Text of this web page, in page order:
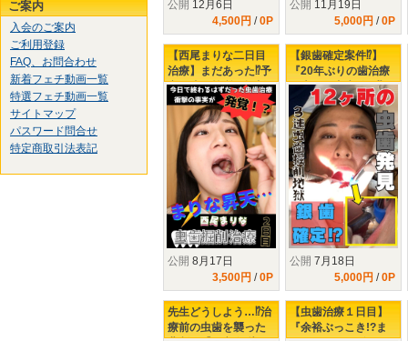
ご案内
入会のご案内
ご利用登録
FAQ、お問合わせ
新着フェチ動画一覧
特選フェチ動画一覧
サイトマップ
パスワード問合せ
特定商取引法表記
公開 12月6日
4,500円 /0P
公開 11月19日
5,000円 /0P
【西尾まりな二日目
治療】まだあった⁉予
定と違う箇所の掘削
虫歯を撃退せよ！
公開 8月17日
3,500円 /0P
【銀歯確定案件⁉】
『20年ぶりの歯治療
で大量の虫歯発見⁉』
左下3連掘削治療で
KO寸前の楓さん‼
公開 7月18日
5,000円 /0P
先生どうしよう…⁉治
療前の虫歯を襲った
【虫歯治療１日目】
『余裕ぶっこき!?ま